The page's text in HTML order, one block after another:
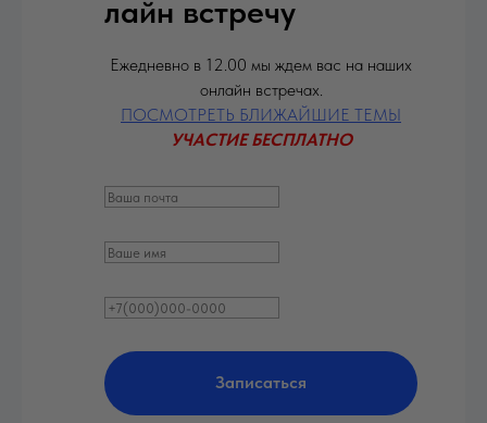
лайн встречу
Ежедневно в 12.00 мы ждем вас на наших
онлайн встречах.
ПОСМОТРЕТЬ БЛИЖАЙШИЕ ТЕМЫ
УЧАСТИЕ БЕСПЛАТНО
Записаться